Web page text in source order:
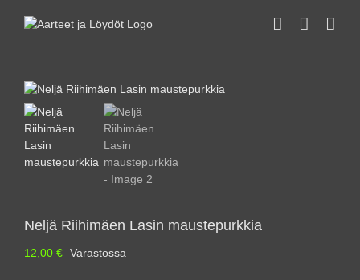
Neljä Riihimäen Lasin maustepurkkia
12,00 € Varastossa